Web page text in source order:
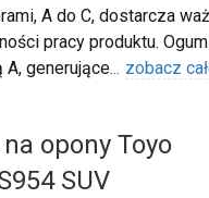
A do C, dostarcza
pracy produktu.
generujące... zobacz
opony Toyo
SUV